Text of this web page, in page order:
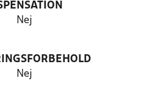
Nej
Nej